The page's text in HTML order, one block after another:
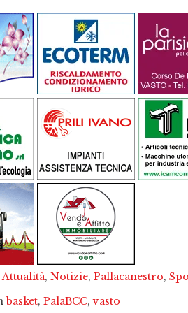
Attualità, Notizie, Pallacanestro,
basket, PalaBCC,vasto